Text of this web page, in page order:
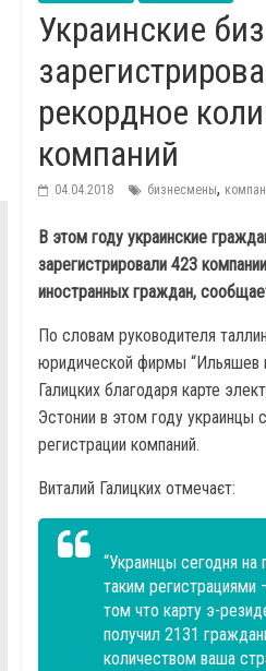
Украинские
рекордное
компаний
04.04.2018 бизнесмены,
В этом году украинские
зарегистрировали 423
иностранных граждан,
По словам руководителя
юридической фирмы “Ильяшев
Галицких благодаря карте
Эстонии в этом году украинцы
регистрации компаний.
Виталий Галицких отмечаєт:
“Украинцы сегодня
таким регистрациями
том что карту э-
получил 2131
количеством ваша